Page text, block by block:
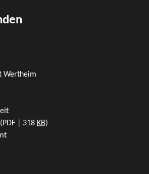
Wertheim
(PDF | 318 KB)